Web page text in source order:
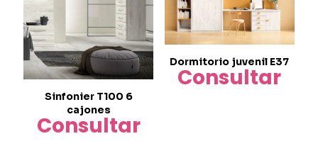
Sinfonier T100 6
cajones
Consultar
Dormitorio juvenil E37
Consultar